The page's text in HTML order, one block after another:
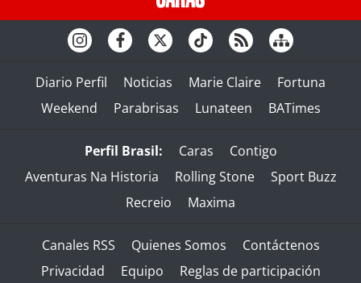
Diario Perfil Noticias Marie Claire
Fortuna
Weekend
Parabrisas Lunateen BATimes
Perfil Brasil: Caras
Contigo
Aventuras Na Historia
Rolling Stone
Sport Buzz
Recreio
Maxima
Canales RSS Quienes Somos
Contáctenos
Privacidad
Equipo Reglas de participación